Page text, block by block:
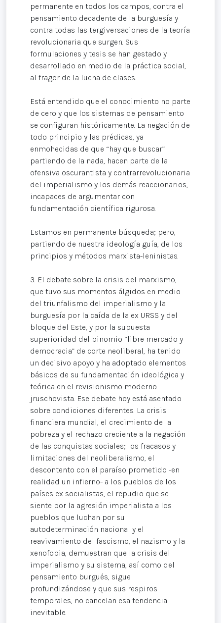
permanente en todos los campos, contra el
pensamiento decadente de la burguesía y
contra todas las tergiversaciones de la teoría
revolucionaria que surgen. Sus
formulaciones y tesis se han gestado y
desarrollado en medio de la práctica social,
al fragor de la lucha de clases.
Está entendido que el conocimiento no parte
de cero y que los sistemas de pensamiento
se configuran históricamente. La negación de
todo principio y las prédicas, ya
enmohecidas de que “hay que buscar”
partiendo de la nada, hacen parte de la
ofensiva oscurantista y contrarrevolucionaria
del imperialismo y los demás reaccionarios,
incapaces de argumentar con
fundamentación científica rigurosa.
Estamos en permanente búsqueda; pero,
partiendo de nuestra ideología guía, de los
principios y métodos marxista-leninistas.
3. El debate sobre la crisis del marxismo,
que tuvo sus momentos álgidos en medio
del triunfalismo del imperialismo y la
burguesía por la caída de la ex URSS y del
bloque del Este, y por la supuesta
superioridad del binomio “libre mercado y
democracia” de corte neoliberal, ha tenido
un decisivo apoyo y ha adoptado elementos
básicos de su fundamentación ideológica y
teórica en el revisionismo moderno
jruschovista. Ese debate hoy está asentado
sobre condiciones diferentes. La crisis
financiera mundial, el crecimiento de la
pobreza y el rechazo creciente a la negación
de las conquistas sociales; los fracasos y
limitaciones del neoliberalismo, el
descontento con el paraíso prometido -en
realidad un infierno- a los pueblos de los
países ex socialistas, el repudio que se
siente por la agresión imperialista a los
pueblos que luchan por su
autodeterminación nacional y el
reavivamiento del fascismo, el nazismo y la
xenofobia, demuestran que la crisis del
imperialismo y su sistema, así como del
pensamiento burgués, sigue
profundizándose y que sus respiros
temporales, no cancelan esa tendencia
inevitable.